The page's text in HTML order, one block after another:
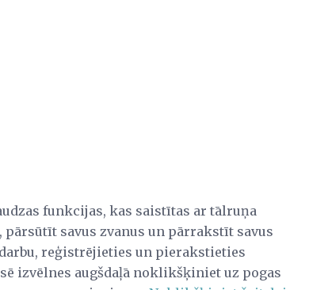
funkcijas, kas saistītas ar tālruņa
pārsūtīt savus zvanus un pārrakstīt savus
reģistrējieties un pierakstieties
izvēlnes augšdaļā noklikšķiniet uz pogas